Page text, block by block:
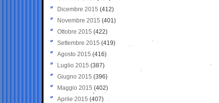
Dicembre 2015 (412)
Novembre 2015 (401)
Ottobre 2015 (422)
Settembre 2015 (419)
Agosto 2015 (416)
Luglio 2015 (387)
Giugno 2015 (396)
Maggio 2015 (402)
Aprile 2015 (407)